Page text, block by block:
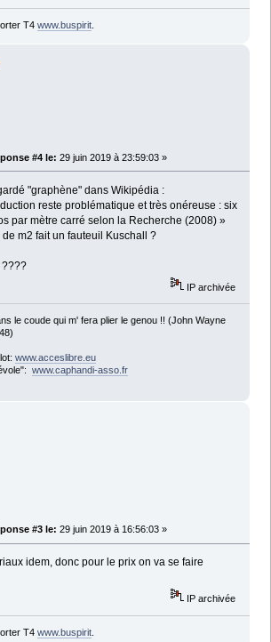
T4 www.buspirit.
#4 le: 29 juin 2019 à 23:59:03 »
"graphène" dans Wikipédia :
reste problématique et très onéreuse : six
par mètre carré selon la Recherche (2008) »
m2 fait un fauteuil Kuschall ?
????
IP archivée
le coude qui m' fera plier le genou !! (John Wayne
www.acceslibre.eu
www.caphandi-asso.fr
#3 le: 29 juin 2019 à 16:56:03 »
idem, donc pour le prix on va se faire
IP archivée
T4 www.buspirit.